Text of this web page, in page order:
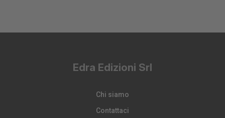
Edra Edizioni Srl
Chi siamo
Contattaci